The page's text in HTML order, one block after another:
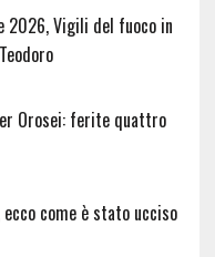
2026, Vigili del fuoco in
Orosei: ferite quattro
come è stato ucciso